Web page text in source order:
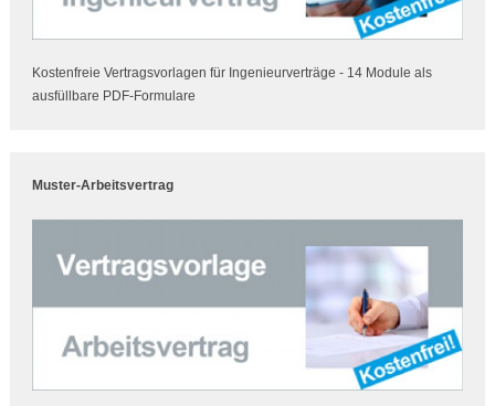
Kostenfreie Vertragsvorlagen für Ingenieurverträge - 14 Module als
ausfüllbare PDF-Formulare
Muster-Arbeitsvertrag